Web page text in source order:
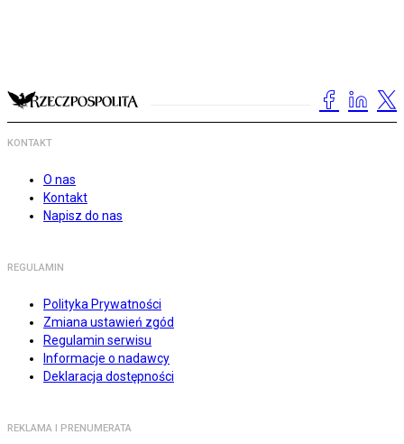
KONTAKT
O nas
Kontakt
Napisz do nas
REGULAMIN
Polityka Prywatności
Zmiana ustawień zgód
Regulamin serwisu
Informacje o nadawcy
Deklaracja dostępności
REKLAMA I PRENUMERATA